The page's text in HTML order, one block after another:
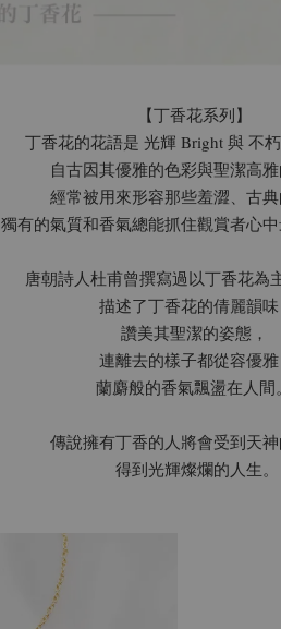
【丁香花系列】
丁香花的花語是 光輝 Bright 與 不朽
自古因其優雅的色彩與聖潔高雅
經常被用來形容那些羞澀、古典
獨有的氣質和香氣總能抓住觀賞者心中
唐朝詩人杜甫曾撰寫過以丁香花為
描述了丁香花的倩麗韻味
讚美其聖潔的姿態，
連離去的樣子都從容優雅
蘭麝般的香氣飄盪在人間。
傳說擁有丁香的人將會受到天神
得到光輝燦爛的人生。